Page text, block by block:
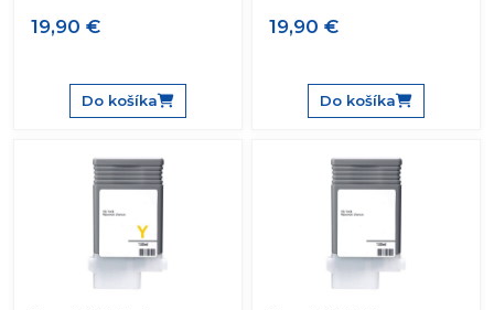
19,90 €
Do košíka
19,90 €
Do košíka